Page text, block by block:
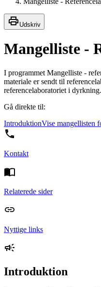
Udskriv
Mangelliste -
I programmet Mangelliste -
materiale er sendt til
referencelaboratoriet i dyrkning.
Gå direkte til:
IntroduktionVise mangellisten
Kontakt
Relaterede sider
Nyttige links
Introduktion